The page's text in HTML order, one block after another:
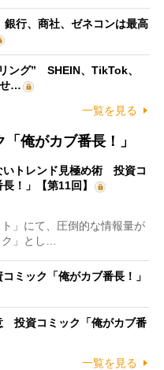
銀行、商社、ゼネコンは最高
ング” SHEIN、TikTok、
せ…
一覧を見る
俺がカブ番長！」
いトレンド見極め術 投資コ
！」【第11回】
」にて、圧倒的な情報量が
」とし…
ミック「俺がカブ番長！」
投資コミック「俺がカブ番
一覧を見る